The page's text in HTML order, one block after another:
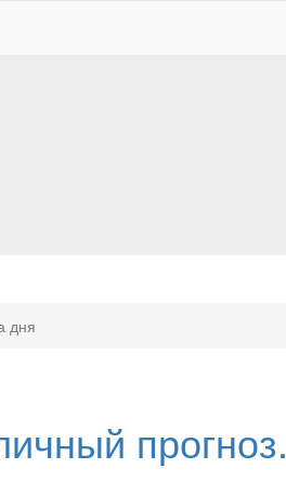
дня
прогноз.